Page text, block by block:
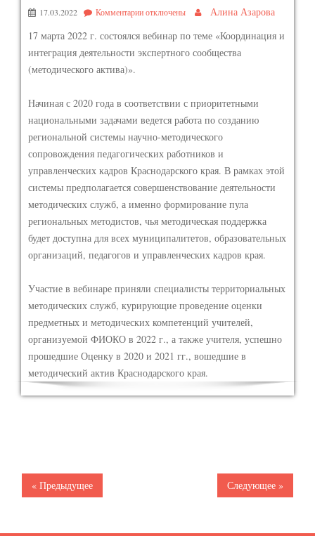
17.03.2022 Комментарииотключены
Алина Азарова
17 марта 2022 г. состоялся вебинар по теме «Координация и
интеграция деятельности экспертного сообщества
(методического актива)».
Начиная с 2020 года в соответствии с приоритетными
национальными задачами ведется работа по созданию
региональной системы научно-методического
сопровождения педагогических работников и
управленческих кадров Краснодарского края. В рамках этой
системы предполагается совершенствование деятельности
методических служб, а именно формирование пула
региональных методистов, чья методическая поддержка
будет доступна для всех муниципалитетов, образовательных
организаций, педагогов и управленческих кадров края.
Участие в вебинаре приняли специалисты территориальных
методических служб, курирующие проведение оценки
предметных и методических компетенций учителей,
организуемой ФИОКО в 2022 г., а также учителя, успешно
прошедшие Оценку в 2020 и 2021 гг., вошедшие в
методический актив Краснодарского края.
« Предыдущее Следующее »